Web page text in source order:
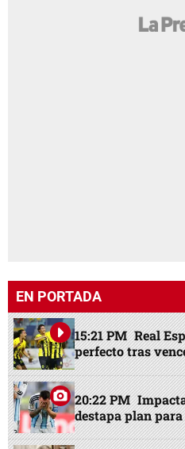
EN PORTADA
15:21 PM Real
perfecto tras
20:22 PM
destapa plan